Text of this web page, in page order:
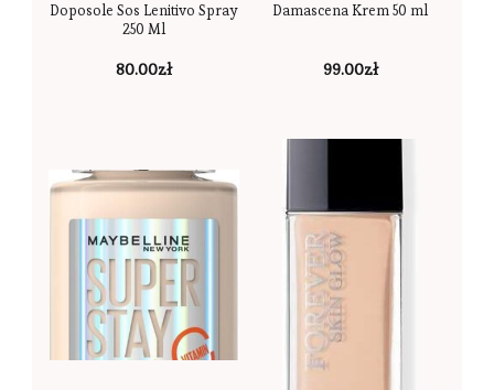
Doposole Sos Lenitivo Spray
250 Ml
80.00zł
Damascena Krem 50 ml
99.00zł